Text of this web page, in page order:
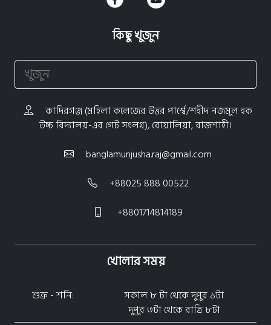
কিছু খুজুন
কাদিরগঞ্জ (মহিলা কলেজের উত্তর পার্শ্বে/শহীদ নজমুল হক
উচ্চ বিদ্যালয়-এর গেট সংলগ্ন), বোয়ালিয়া, রাজশাহী।
banglamunjusha.raj@gmail.com
+88025 888 00522
+8801714814189
খোলার সময়
শুক্র - শনি:
সকাল ৮ টা থেকে দুপুর ১টা
দুপুর ৩টা থেকে রাত্রি ৮টা